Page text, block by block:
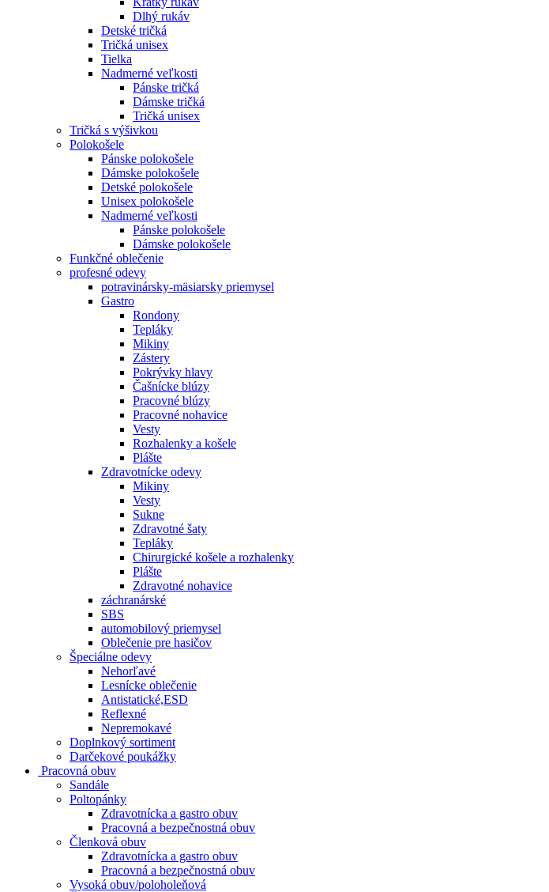
Dlhý rukáv
Detské tričká
Tričká unisex
Tielka
Nadmerné veľkosti
Pánske tričká
Dámske tričká
Tričká unisex
Tričká s výšivkou
Polokošele
Pánske polokošele
Dámske polokošele
Detské polokošele
Unisex polokošele
Nadmerné veľkosti
Pánske polokošele
Dámske polokošele
Funkčné oblečenie
profesné odevy
potravinársky-mäsiarsky priemysel
Gastro
Rondony
Tepláky
Mikiny
Zástery
Pokrývky hlavy
Čašnícke blúzy
Pracovné blúzy
Pracovné nohavice
Vesty
Rozhalenky a košele
Plášte
Zdravotnícke odevy
Mikiny
Vesty
Sukne
Zdravotné šaty
Tepláky
Chirurgické košele a rozhalenky
Plášte
Zdravotné nohavice
záchranárské
SBS
automobilový priemysel
Oblečenie pre hasičov
Špeciálne odevy
Nehorľavé
Lesnícke oblečenie
Antistatické,ESD
Reflexné
Nepremokavé
Doplnkový sortiment
Darčekové poukážky
Pracovná obuv
Sandále
Poltopánky
Zdravotnícka a gastro obuv
Pracovná a bezpečnostná obuv
Členková obuv
Zdravotnícka a gastro obuv
Pracovná a bezpečnostná obuv
Vysoká obuv/poloholeňová